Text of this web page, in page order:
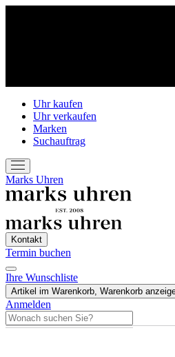
Uhr kaufen
Uhr verkaufen
Marken
Suchauftrag
Marks Uhren
Kontakt
Termin buchen
Ihre Wunschliste
Artikel im Warenkorb, Warenkorb
Anmelden